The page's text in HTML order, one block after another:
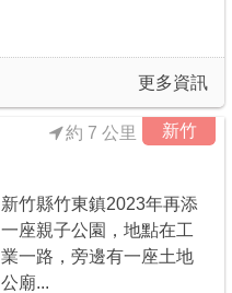
更多資訊
新竹
約 7 公里
新竹縣竹東鎮2023年再添
一座親子公園，地點在工
業一路，旁邊有一座土地
公廟...